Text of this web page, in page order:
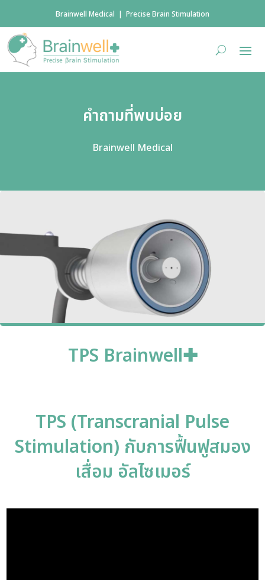
Brainwell Medical | Precise Brain Stimulation
คำถามที่พบบ่อย
Brainwell Medical
TPS Brainwell✚
TPS (Transcranial Pulse
Stimulation) กับการฟื้นฟูสมอง
เสื่อม อัลไซเมอร์